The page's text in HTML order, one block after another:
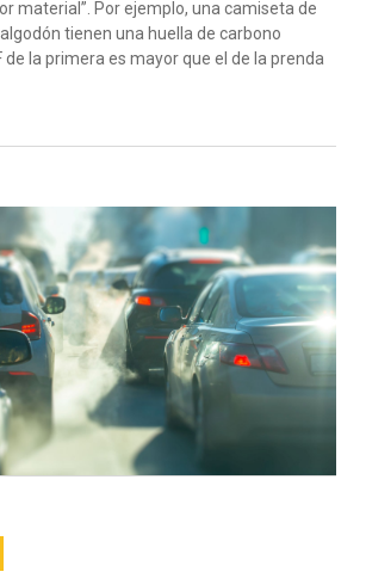
material”. Por ejemplo, una camiseta de
tienen una huella de carbono
de la primera es mayor que el de la prenda